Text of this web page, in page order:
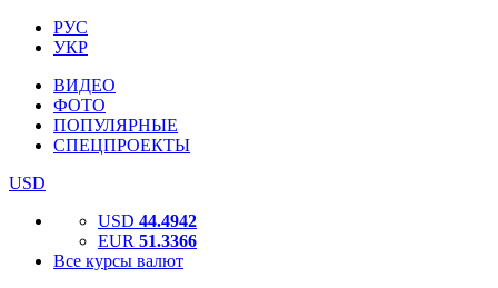
РУС
УКР
ВИДЕО
ФОТО
ПОПУЛЯРНЫЕ
СПЕЦПРОЕКТЫ
USD
USD 44.4942
EUR 51.3366
Все курсы валют